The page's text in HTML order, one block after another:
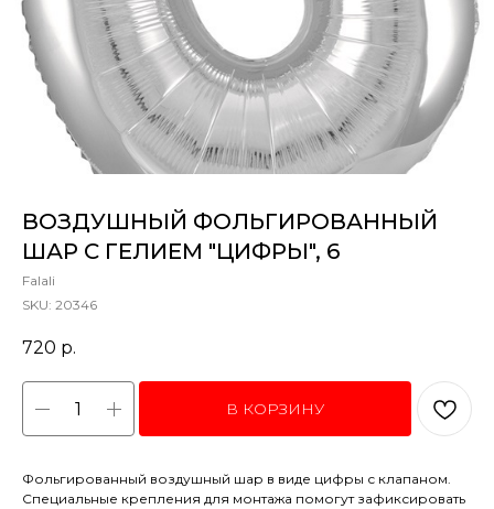
ВОЗДУШНЫЙ ФОЛЬГИРОВАННЫЙ
ШАР С ГЕЛИЕМ "ЦИФРЫ", 6
Falali
SKU: 20346
720 р.
В КОРЗИНУ
Фольгированный воздушный шар в виде цифры с клапаном.
Специальные крепления для монтажа помогут зафиксировать